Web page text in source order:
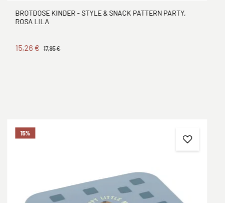
BROTDOSE KINDER - STYLE & SNACK PATTERN PARTY,
ROSA LILA
15,26 € 17,95 €
15%